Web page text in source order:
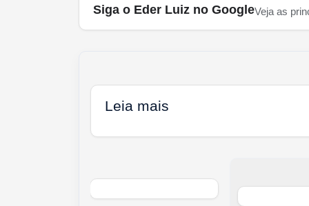
Siga o Eder Luiz no GoogleVeja as
Leia mais